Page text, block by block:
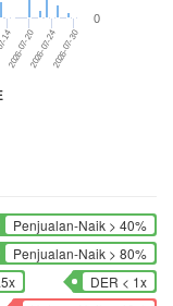
2026-07-24
14
2026-07-20 2026-07-30
0
Penjualan-Naik > 40%
Penjualan-Naik > 80%
DER < 1x